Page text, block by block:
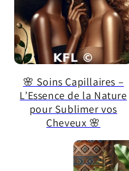
🌸 Soins Capillaires –
L’Essence de la Nature
pour Sublimer vos
Cheveux 🌸